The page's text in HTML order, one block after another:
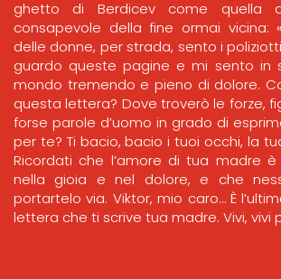
ghetto di Berdicev come quella
consapevole della fine ormai vicina:
delle donne, per strada, sento i
guardo queste pagine e mi sento in
mondo tremendo e pieno di dolore.
questa lettera? Dove troverò le forze,
forse parole d’uomo in grado di
per te? Ti bacio, bacio i tuoi occhi, la
Ricordati che l’amore di tua madre
nella gioia e nel dolore, e che
portartelo via. Viktor, mio caro… È
lettera che ti scrive tua madre. Vivi, vivi